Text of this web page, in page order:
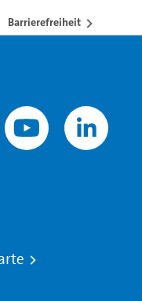
Barrierefreiheit